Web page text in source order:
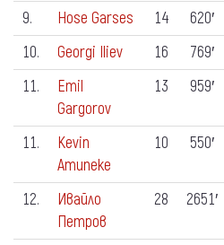
9. Hose Garses 14 620′
10.
Georgi Iliev 16 769′
11.
Emil
Gargorov
13 959′
11.
Kevin
Amuneke
10 550′
12.
Ивайло
Петров
28 2651′